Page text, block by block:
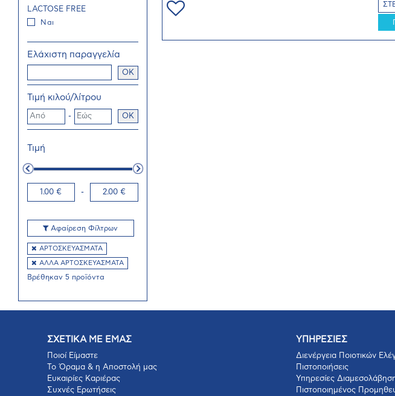
LACTOSE FREE
Ναι
Ελάχιστη παραγγελία
OK
Τιμή κιλού/λίτρου
- OK
Τιμή
1.00 € - 2.00 €
Αφαίρεση Φίλτρων
ΑΡΤΟΣΚΕΥΑΣΜΑΤΑ
ΑΛΛΑ ΑΡΤΟΣΚΕΥΑΣΜΑΤΑ
Βρέθηκαν 5 προϊόντα
ΣΧΕΤΙΚΑ ΜΕ ΕΜΑΣ
Ποιοί Είμαστε
Το Όραμα & η Αποστολή μας
Ευκαιρίες Καριέρας
Συχνές Ερωτήσεις
ΥΠΗΡΕΣΙΕΣ
Διενέργεια Ποιοτικών
Πιστοποιήσεις
Υπηρεσίες
Πιστοποιημένος